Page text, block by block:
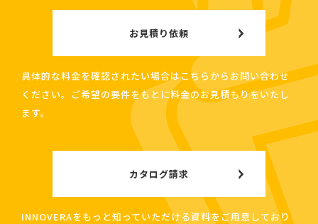
お見積り依頼
具体的な料金を確認されたい場合はこちらからお問い合わせ
ください。ご希望の要件をもとに料金のお見積もりをいたし
ます。
カタログ請求
INNOVERAをもっと知っていただける資料をご用意しており